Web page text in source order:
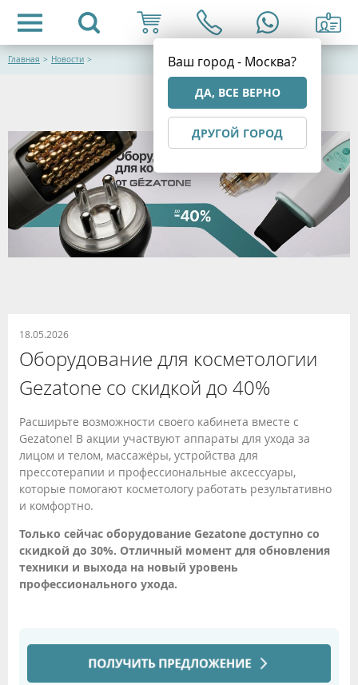
Ваш город - Москва?
ДА, ВСЕ ВЕРНО
ДРУГОЙ ГОРОД
Главная > Новости >
18.05.2026
Оборудование для косметологии
Gezatone со скидкой до 40%
Расширьте возможности своего кабинета вместе с
Gezatone! В акции участвуют аппараты для ухода за
лицом и телом, массажёры, устройства для
прессотерапии и профессиональные аксессуары,
которые помогают косметологу работать результативно
и комфортно.
Только сейчас оборудование Gezatone доступно со
скидкой до 30%. Отличный момент для обновления
техники и выхода на новый уровень
профессионального ухода.